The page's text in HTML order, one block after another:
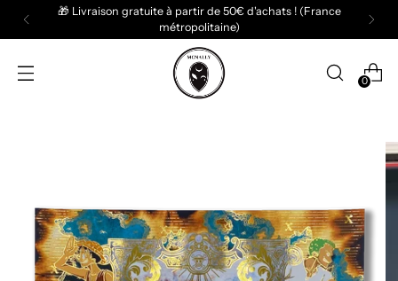
Worldwide shipping 📦
0